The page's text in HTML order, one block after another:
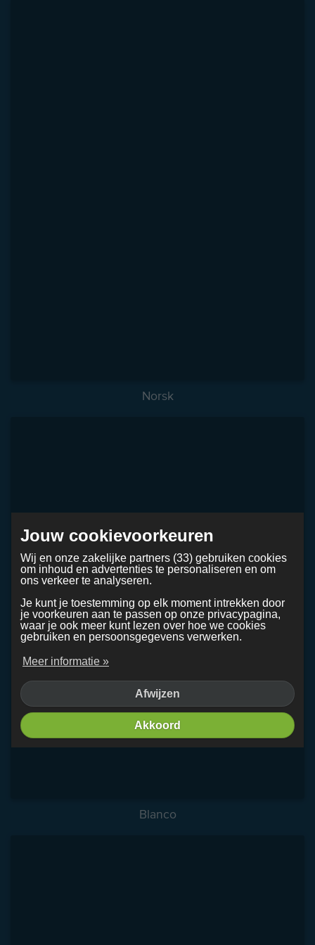
Norsk
Blanco
Jouw cookievoorkeuren
Wij en onze zakelijke partners (33) gebruiken cookies
om inhoud en advertenties te personaliseren en om
ons verkeer te analyseren.
Je kunt je toestemming op elk moment intrekken door
je voorkeuren aan te passen op onze privacypagina,
waar je ook meer kunt lezen over hoe we cookies
gebruiken en persoonsgegevens verwerken.
Meer informatie »
Afwijzen
Akkoord